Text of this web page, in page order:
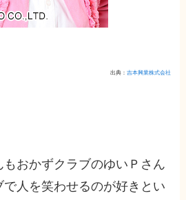
出典： 吉本興業株式会社
もおかずクラブのゆいＰさん
で人を笑わせるのが好きとい